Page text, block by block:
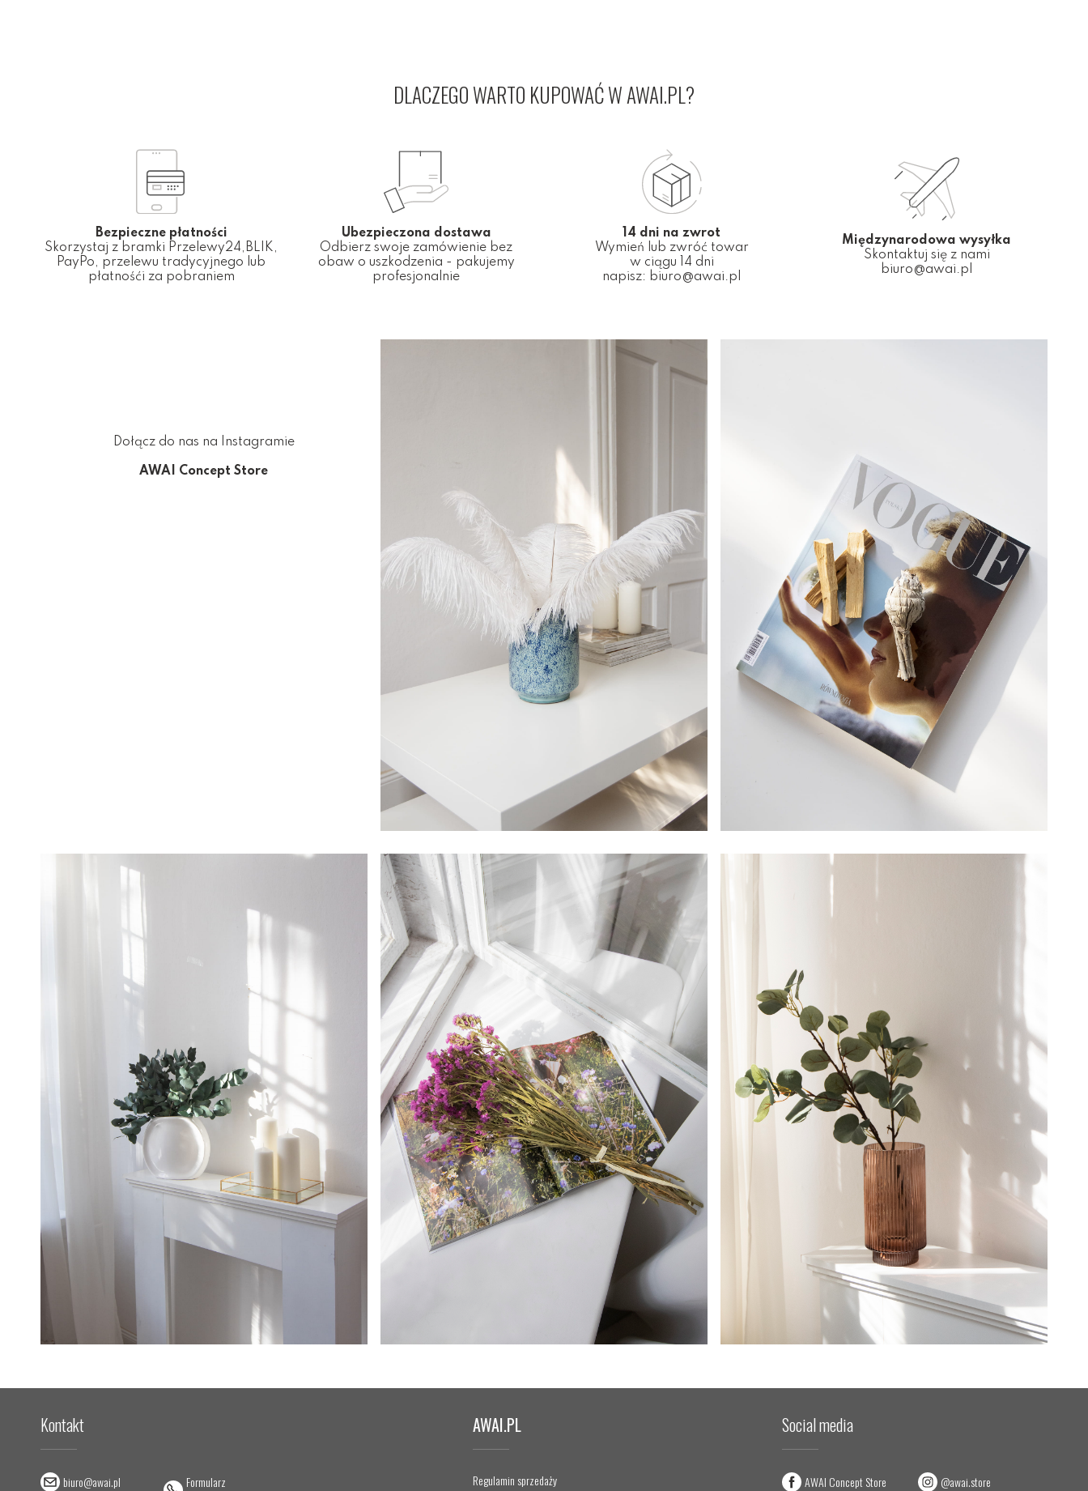
DLACZEGO WARTO KUPOWAĆ W AWAI.PL?
Bezpieczne płatności
Skorzystaj z bramki Przelewy24,BLIK,
PayPo, przelewu tradycyjnego lub
płatnośći za pobraniem
Ubezpieczona dostawa
Odbierz swoje zamówienie bez
obaw o uszkodzenia - pakujemy
profesjonalnie
14 dni na zwrot
Wymień lub zwróć towar
w ciągu 14 dni
napisz: biuro@awai.pl
Międzynarodowa wysyłka
Skontaktuj się z nami
biuro@awai.pl
Dołącz do nas na Instagramie
AWAI Concept Store
Kontakt
biuro@awai.pl
Formularz
AWAI.PL
Regulamin sprzedaży
Social media
AWAI Concept Store @awai.store